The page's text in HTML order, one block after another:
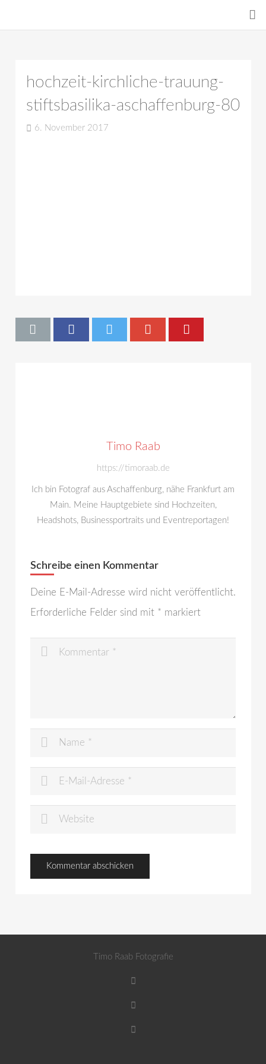
hochzeit-kirchliche-trauung-
stiftsbasilika-aschaffenburg-80
6. November 2017
Timo Raab
https://timoraab.de
Ich bin Fotograf aus Aschaffenburg, nähe Frankfurt am
Main. Meine Hauptgebiete sind Hochzeiten,
Headshots, Businessportraits und Eventreportagen!
Schreibe einen Kommentar
Deine E-Mail-Adresse wird nicht veröffentlicht.
Erforderliche Felder sind mit * markiert
Timo Raab Fotografie